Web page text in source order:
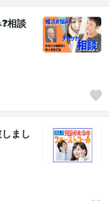
相談
まし